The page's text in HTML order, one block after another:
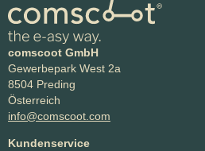
comscoot GmbH
Gewerbepark West 2a
8504 Preding
Österreich
info@comscoot.com
Kundenservice